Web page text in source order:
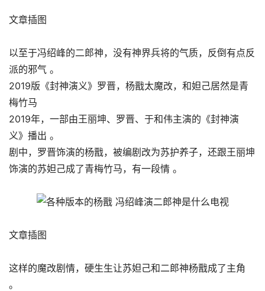
文章插图
以至于冯绍峰的二郎神，没有神界兵将的气质，反倒有点反
派的邪气 。
2019版《封神演义》罗晋，杨戬太魔改，和妲己居然是青
梅竹马
2019年，一部由王丽坤、罗晋、于和伟主演的《封神演
义》播出 。
剧中，罗晋饰演的杨戬，被编剧改为苏护养子，还跟王丽坤
饰演的苏妲己成了青梅竹马，有一段情 。
文章插图
这样的魔改剧情，硬生生让苏妲己和二郎神杨戬成了主角
。